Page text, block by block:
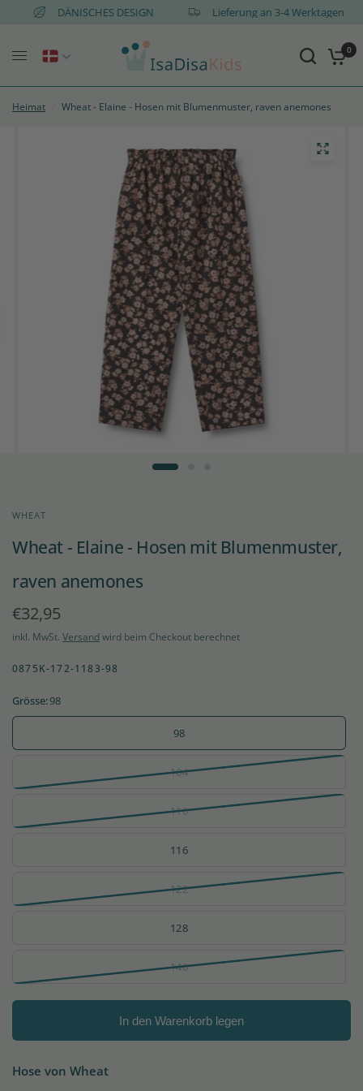
DÄNISCHES DESIGN Lieferung an 3-4 Werktagen
0
Heimat Wheat - Elaine - Hosen mit Blumenmuster, raven anemones
WHEAT
Wheat - Elaine - Hosen mit Blumenmuster,
raven anemones
€32,95
inkl. MwSt. Versand wird beim Checkout berechnet
0875K-172-1183-98
Grösse:98
98
104
110
116
122
128
140
In den Warenkorb legen
Hose von Wheat